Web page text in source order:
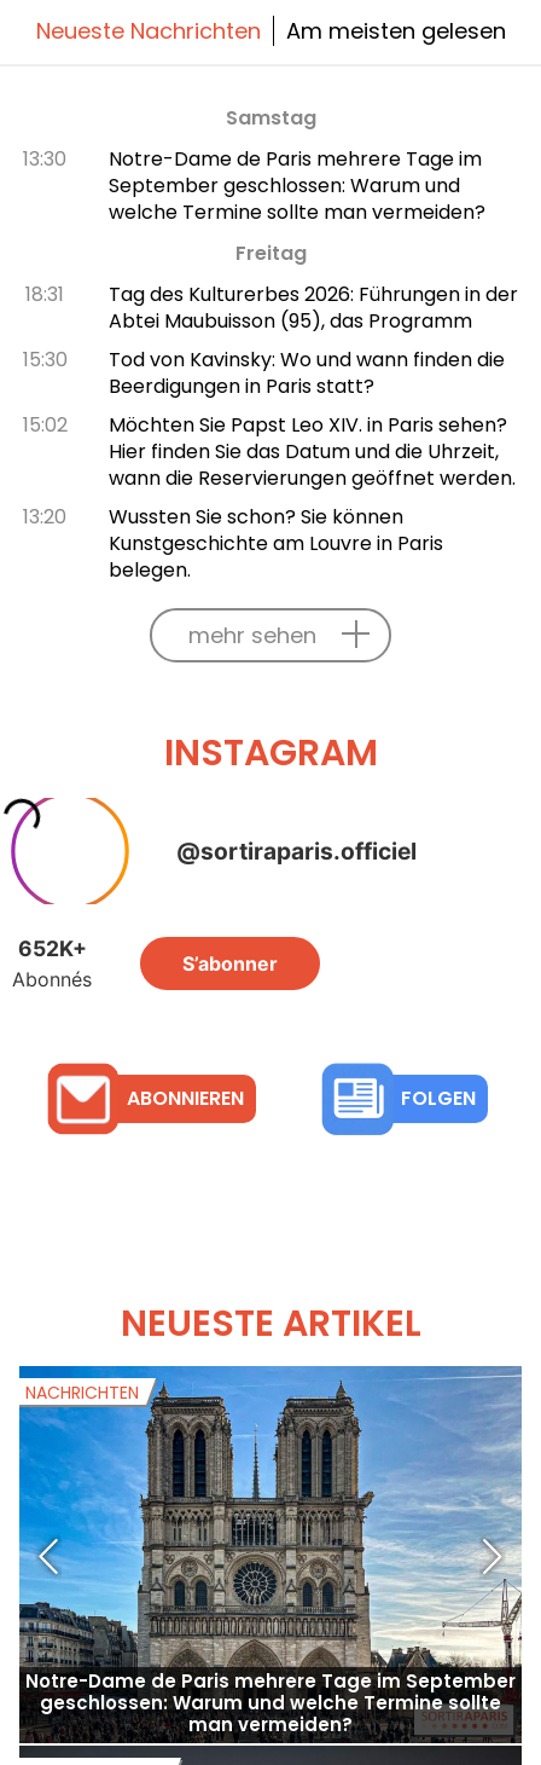
Neueste Nachrichten Am meisten gelesen
Samstag
13:30
Notre-Dame de Paris mehrere Tage im
September geschlossen: Warum und
welche Termine sollte man vermeiden?
Freitag
18:31
Tag des Kulturerbes 2026: Führungen in der
Abtei Maubuisson (95), das Programm
15:30
Tod von Kavinsky: Wo und wann finden die
Beerdigungen in Paris statt?
15:02
Möchten Sie Papst Leo XIV. in Paris sehen?
Hier finden Sie das Datum und die Uhrzeit,
wann die Reservierungen geöffnet werden.
13:20
Wussten Sie schon? Sie können
Kunstgeschichte am Louvre in Paris
belegen.
mehr sehen
INSTAGRAM
ABONNIEREN FOLGEN
NEUESTE ARTIKEL
Notre-Dame de Paris mehrere Tage im September
geschlossen: Warum und welche Termine sollte
man vermeiden?
NACHRICHTEN